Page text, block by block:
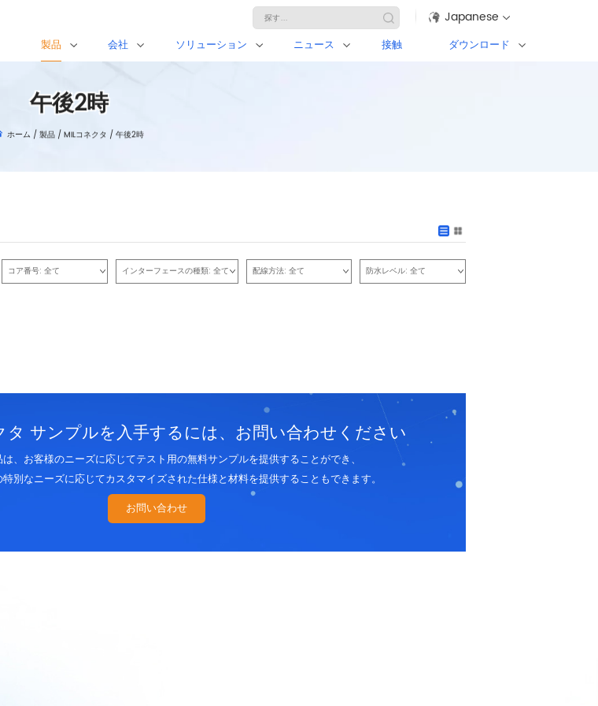
Japanese
製品 会社 ソリューション ニュース 接触 ダウンロード
午後2時
ホーム /製品 /MILコネクタ /午後2時
コア番号: 全て インターフェースの種類: 全て 配線方法: 全て 防水レベル: 全て
タ サンプルを入手するには、お問い合わせください
、お客様のニーズに応じてテスト用の無料サンプルを提供することができ、
別なニーズに応じてカスタマイズされた仕様と材料を提供することもできます。
お問い合わせ